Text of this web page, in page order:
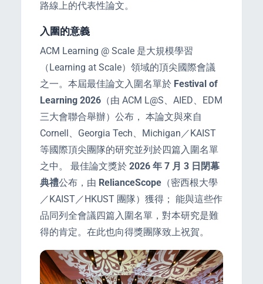
路線上的代表性論文。
入圍的意義
ACM Learning @ Scale 是大規模學習
（Learning at Scale）領域的頂尖國際會議
之一。本屆最佳論文入圍名單於 Festival of
Learning 2026 （由 ACM L@S、AIED、EDM
三大會聯合舉辦）公布， 本論文與來自
Cornell、Georgia Tech、Michigan／KAIST
等國際頂尖團隊的研究並列於四篇入圍名單
之中。 最佳論文獎於 2026 年 7 月 3 日閉幕
典禮公布，由 RelianceScope （密西根大學
／KAIST／HKUST 團隊）獲得； 能與這些作
品同列全會議四篇入圍名單，對本研究是難
得的肯定。在此也向得獎團隊致上祝賀。